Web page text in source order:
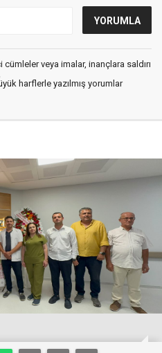
veya imalar, inançlara saldırı
harflerle yazılmış yorumlar